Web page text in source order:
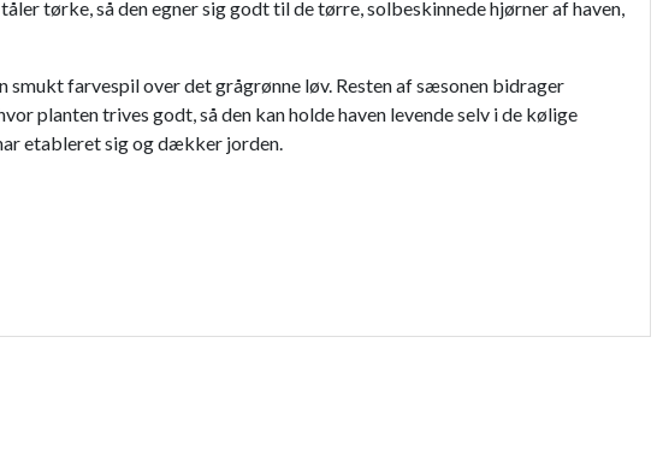
tørke, så den egner sig godt til de tørre, solbeskinnede hjørner af haven,
farvespil over det grågrønne løv. Resten af sæsonen bidrager
planten trives godt, så den kan holde haven levende selv i de kølige
etableret sig og dækker jorden.